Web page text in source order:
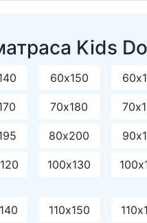
Kids
60х150
70х180
80х200
100х130
110х150